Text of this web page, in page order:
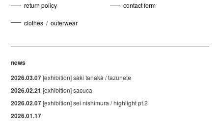
return policy contact form
clothes / outerwear
news
2026.03.07[exhibition] saki tanaka / tazunete
2026.02.21 [exhibition] sacuca
2026.02.07[exhibition] sei nishimura / highlight pt.2
2026.01.17